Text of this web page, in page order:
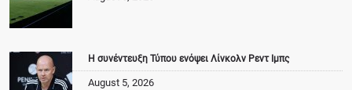
Η συνέντευξη Τύπου ενόψει Λίνκολν Ρεντ Ιμπς
August 5, 2026